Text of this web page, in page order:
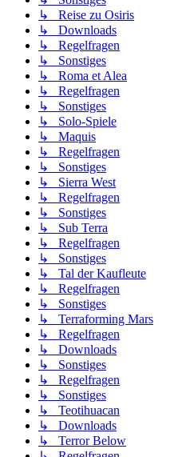
↳ Reise zu Osiris
↳ Downloads
↳ Regelfragen
↳ Sonstiges
↳ Roma et Alea
↳ Regelfragen
↳ Sonstiges
↳ Solo-Spiele
↳ Maquis
↳ Regelfragen
↳ Sonstiges
↳ Sierra West
↳ Regelfragen
↳ Sonstiges
↳ Sub Terra
↳ Regelfragen
↳ Sonstiges
↳ Tal der Kaufleute
↳ Regelfragen
↳ Sonstiges
↳ Terraforming Mars
↳ Regelfragen
↳ Downloads
↳ Sonstiges
↳ Regelfragen
↳ Sonstiges
↳ Teotihuacan
↳ Downloads
↳ Terror Below